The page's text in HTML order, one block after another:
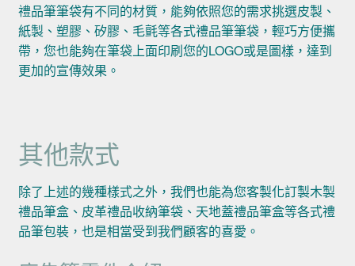
禮品筆筆袋有不同的材質，能夠依照您的需求挑選皮製、
紙製、塑膠、矽膠、毛氈等各式禮品筆筆袋，輕巧方便攜
帶，您也能夠在筆袋上面印刷您的LOGO或是圖樣，達到
更加的宣傳效果。
其他款式
除了上述的幾種樣式之外，我們也能為您客製化訂製木製
禮品筆盒、皮革禮品收納筆袋、天地蓋禮品筆盒等各式禮
品筆包裝，也是相當受到我們顧客的喜愛。